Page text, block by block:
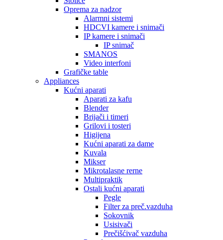
Oprema za nadzor
Alarmni sistemi
HDCVI kamere i snimači
IP kamere i snimači
IP snimač
SMANOS
Video interfoni
Grafičke table
Appliances
Kućni aparati
Aparati za kafu
Blender
Brijači i timeri
Grilovi i tosteri
Higijena
Kućni aparati za dame
Kuvala
Mikser
Mikrotalasne rerne
Multipraktik
Ostali kućni aparati
Pegle
Filter za preč.vazduha
Sokovnik
Usisivači
Prečišćivač vazduha